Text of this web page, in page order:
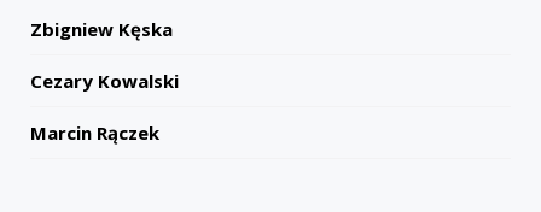
Zbigniew Kęska
Cezary Kowalski
Marcin Rączek